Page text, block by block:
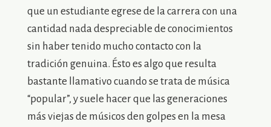
que un estudiante egrese de la carrera con una
cantidad nada despreciable de conocimientos
sin haber tenido mucho contacto con la
tradición genuina. Ésto es algo que resulta
bastante llamativo cuando se trata de música
“popular”, y suele hacer que las generaciones
más viejas de músicos den golpes en la mesa